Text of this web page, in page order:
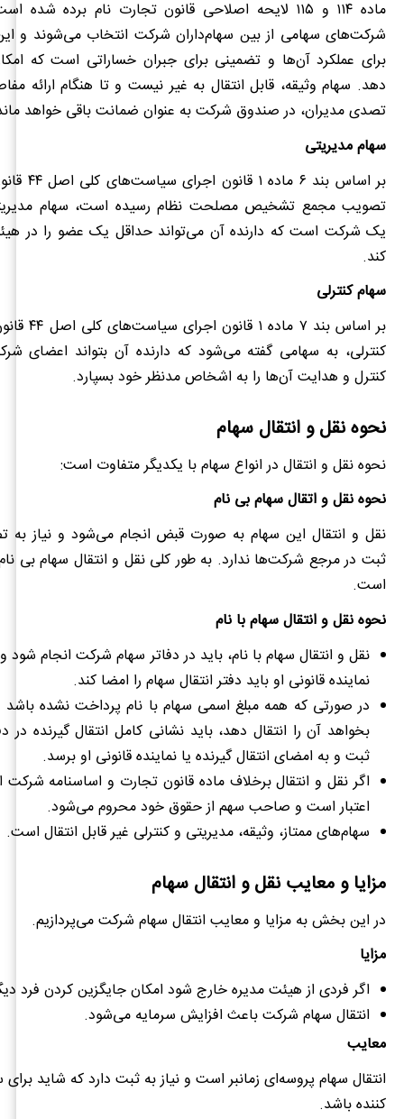
ماده ۱۱۴ و ۱۱۵ لایحه اصلاحی قانون تجارت نام برده
شرکت‌های سهامی از بین سها‌م‌داران شرکت انتخاب می‌شوند و
برای عملکرد آن‌ها و تضمینی برای جبران خساراتی است که
دهد. سهام وثیقه، قابل انتقال به غیر نیست و تا هنگام ارائه
تصدی مدیران، در صندوق شرکت به عنوان ضمانت باقی خواهد
سهام مدیریتی
بر اساس
تصویب مجمع تشخیص مصلحت نظام رسیده است، سهام
یک شرکت است که دارنده آن می‌تواند حداقل یک عضو را در
کند.
سهام کنترلی
بر اساس بند ۷
کنترلی، به سهامی گفته می‌شود که دارنده آن بتواند اعضای
کنترل و هدایت آن‌ها را به اشخاص مدنظر خود بسپارد.
نحوه نقل و انتقال سهام
نحوه نقل و انتقال در انواع سهام با یکدیگر متفاوت است:
نحوه نقل و اتقال سهام بی نام
نقل و انتقال این سهام به صورت قبض انجام می‌شود و نیاز
ثبت در مرجع شرکت‌ها ندارد. به طور کلی نقل و انتقال سهام بی
است.
نحوه نقل و انتقال سهام با نام
نقل و انتقال سهام با نام، باید در دفاتر سهام شرکت انجام شود
نماینده قانونی او باید دفتر انتقال سهام را امضا کند.
در صورتی که همه مبلغ اسمی سهام با نام پرداخت نشده
بخواهد آن را انتقال دهد، باید نشانی کامل انتقال گیرنده
ثبت و به امضای انتقال گیرنده یا نماینده قانونی او برسد.
اگر نقل و انتقال برخلاف ماده قانون تجارت و اساسنامه شرکت
اعتبار است و صاحب سهم از حقوق خود محروم می‌شود.
سهام‌های ممتاز، وثیقه، مدیریتی و کنترلی غیر قابل انتقال است.
مزایا و معایب نقل و انتقال سهام
در این بخش به مزایا و معایب انتقال سهام شرکت می‌پردازیم.
مزایا
اگر فردی از هیئت مدیره خارج شود امکان جایگزین کردن فرد
انتقال سهام شرکت باعث افزایش سرمایه می‌شود.
معایب
انتقال سهام پروسه‌ای زمانبر است و نیاز به ثبت دارد که شاید
کننده باشد.